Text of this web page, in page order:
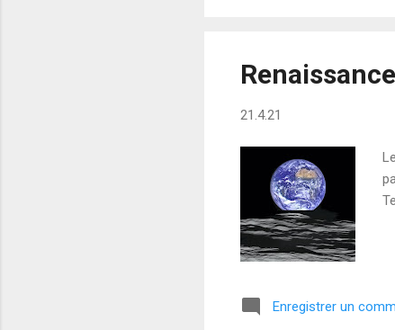
21.4.21
Enregistrer un